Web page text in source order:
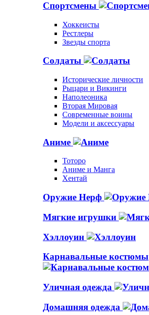
Спортсмены
Хоккеисты
Рестлеры
Звезды спорта
Солдаты
Исторические личности
Рыцари и Викинги
Наполеоника
Вторая Мировая
Современные воины
Модели и аксессуары
Аниме
Тоторо
Аниме и Манга
Хентай
Оружие Нерф
Мягкие игрушки
Хэллоуин
Карнавальные костюмы
Уличная одежда
Домашняя одежда